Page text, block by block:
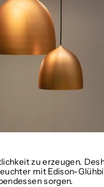
zu erzeugen.
mit Edison-
sorgen.